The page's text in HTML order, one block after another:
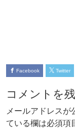
Facebook Twitter
コメントを
メールアドレスが
ている欄は必須項